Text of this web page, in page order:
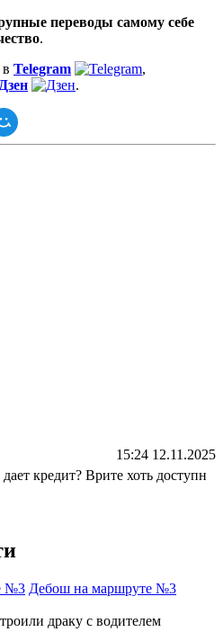
переводы самому себе
.
Telegram
,
Дзен .
15:24 12.11.2025
кредит? Врите хоть доступн
Дебош на маршруте №3
драку с водителем